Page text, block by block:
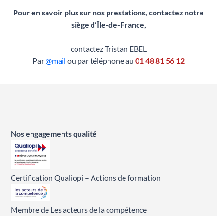
Pour en savoir plus sur nos prestations, contactez notre
siège d’Île-de-France,
contactez Tristan EBEL
Par@mail ou par téléphone au 01 48 81 56 12
Nos engagements qualité
Certification Qualiopi – Actions de formation
Membre de Les acteurs de la compétence